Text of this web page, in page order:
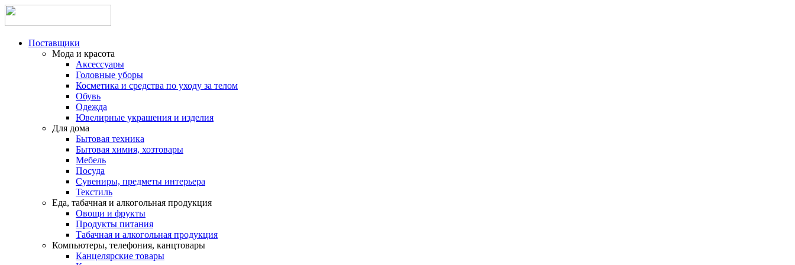
Поставщики
Мода и красота
Аксессуары
Головные уборы
Косметика и средства по уходу за телом
Обувь
Одежда
Ювелирные украшения и изделия
Для дома
Бытовая техника
Бытовая химия, хозтовары
Мебель
Посуда
Сувениры, предметы интерьера
Текстиль
Еда, табачная и алкогольная продукция
Овощи и фрукты
Продукты питания
Табачная и алкогольная продукция
Компьютеры, телефония, канцтовары
Канцелярские товары